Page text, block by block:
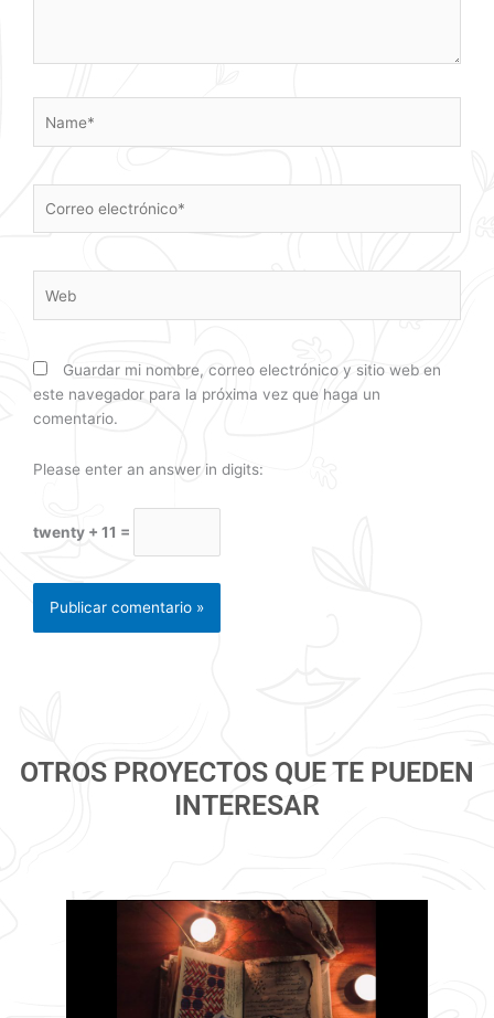
electrónico*
Guardar mi nombre, correo electrónico y sitio web en
este navegador para la próxima vez que haga un
comentario.
Please enter an answer in digits:
twenty + 11 =
OTROS PROYECTOS QUE TE PUEDEN
INTERESAR